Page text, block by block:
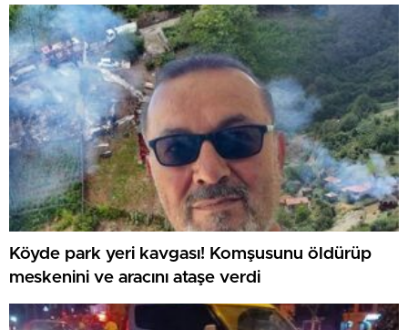
Köyde park yeri kavgası! Komşusunu öldürüp
meskenini ve aracını ataşe verdi